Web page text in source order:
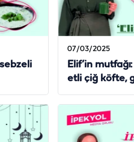
07/03/2025
Elif’in
etli çiğ köfte,